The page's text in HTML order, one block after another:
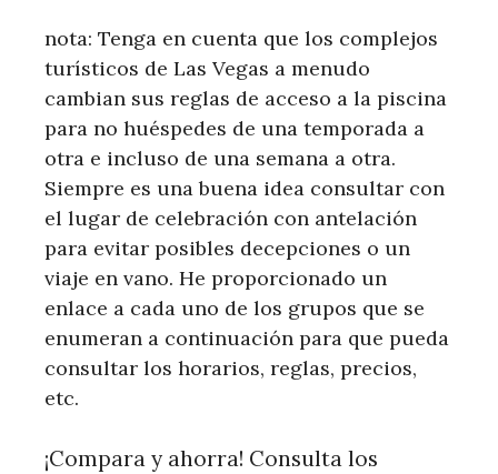
nota: Tenga en cuenta que los complejos
turísticos de Las Vegas a menudo
cambian sus reglas de acceso a la piscina
para no huéspedes de una temporada a
otra e incluso de una semana a otra.
Siempre es una buena idea consultar con
el lugar de celebración con antelación
para evitar posibles decepciones o un
viaje en vano. He proporcionado un
enlace a cada uno de los grupos que se
enumeran a continuación para que pueda
consultar los horarios, reglas, precios,
etc.
¡Compara y ahorra! Consulta los